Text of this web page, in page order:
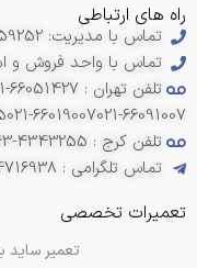
راه های ارتباطی
تماس با مدیریت: 09121859252
تماس با واحد فروش و
تلفن تهران : 66051427-021
021-66091007
021-66019007
تلفن کرج : 4343255-0263
تماس تلگرامی : 09384716938
تعمیرات تخصصی
تعمیر ساید